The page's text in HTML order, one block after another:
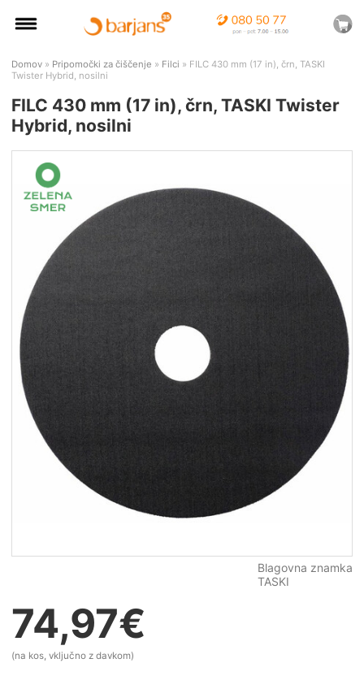
Domov » Pripomočki za čiščenje » Filci » FILC 430 mm (17 in), črn, TASKI
Twister Hybrid, nosilni
FILC 430 mm (17 in), črn, TASKI Twister
Hybrid, nosilni
Blagovna znamka
TASKI
74,97€
(na kos, vključno z davkom)